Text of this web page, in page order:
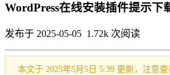
WordPress在线安装插件提示下
发布于 2025-05-05 1.72k 次阅读
本文于 2025年5月5日 5:39 更新，注意